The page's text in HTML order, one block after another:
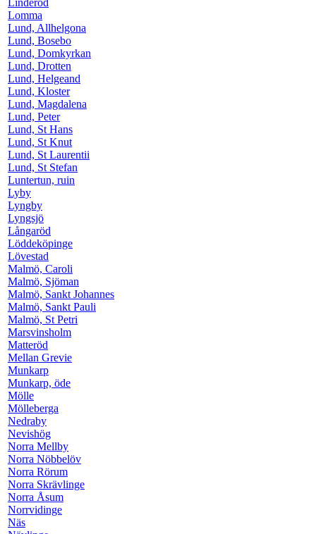
Linderöd
Lomma
Lund, Allhelgona
Lund, Bosebo
Lund, Domkyrkan
Lund, Drotten
Lund, Helgeand
Lund, Kloster
Lund, Magdalena
Lund, Peter
Lund, St Hans
Lund, St Knut
Lund, St Laurentii
Lund, St Stefan
Luntertun, ruin
Lyby
Lyngby
Lyngsjö
Långaröd
Löddeköpinge
Lövestad
Malmö, Caroli
Malmö, Sjöman
Malmö, Sankt Johannes
Malmö, Sankt Pauli
Malmö, St Petri
Marsvinsholm
Matteröd
Mellan Grevie
Munkarp
Munkarp, öde
Mölle
Mölleberga
Nedraby
Nevishög
Norra Mellby
Norra Nöbbelöv
Norra Rörum
Norra Skrävlinge
Norra Åsum
Norrvidinge
Näs